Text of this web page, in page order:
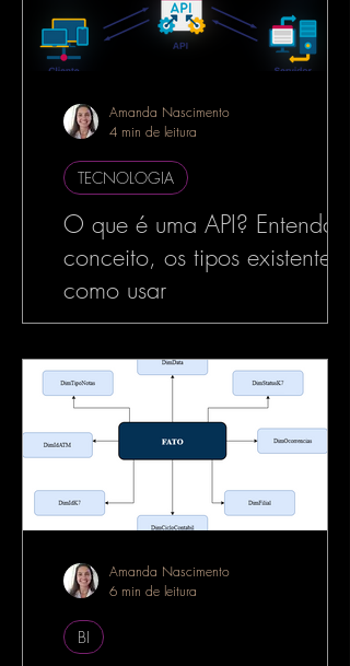
O que é uma API? Entenda o
conceito, os tipos existentes e
como usar
No mundo da tecnologia,
no desenvolvimento de software, o termo
API é muito utilizado — e com razão. As
APIs estão por...
TECNOLOGIA
Amanda Nascimento
4 min de leitura
BI
Amanda Nascimento
6 min de leitura